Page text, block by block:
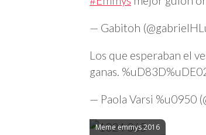
— Gabitoh
Los que esperaban el
ganas.
— Paola Varsi %u0950
Meme emmys 2016